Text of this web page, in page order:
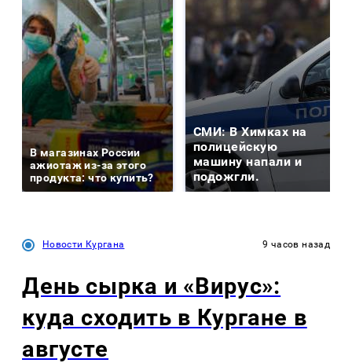
В магазинах России
ажиотаж из-за этого
продукта: что купить?
СМИ: В Химках на
полицейскую
машину напали и
подожгли.
Новости Кургана 9 часов назад
День сырка и «Вирус»:
куда сходить в Кургане в
августе